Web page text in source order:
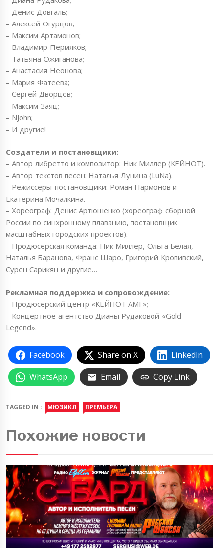
– Денис Довгаль;
– Алексей Огурцов;
– Максим Артамонов;
– Владимир Пермяков;
– Татьяна Ожиганова;
– Анастасия Неонова;
– Мария Фатеева;
– Сергей Дворцов;
– Максим Заяц;
– NJohn;
– И другие!
Создатели и постановщики:
– Автор либретто и композитор: Ник Миллер (КЕЙНОТ).
– Автор текстов песен: Наталья Лунина (LuNa).
– Режиссёры-постановщики: Роман Пармонов и
Екатерина Мочалкина.
– Хореограф: Денис Артюшенко (хореограф сборной
России по синхронному плаванию, постановщик
масштабных городских проектов).
– Продюсерская команда: Ник Миллер, Ольга Белая,
Наталья Баранова, Франс Шаро, Григорий Кропивский,
Сурен Сарикян и другие…
Рекламная поддержка и сопровождение:
– Продюсерский центр «КЕЙНОТ АМГ»;
– Концертное агентство Дианы Рудаковой «Gold
Legend».
Facebook Share on X LinkedIn
WhatsApp Email Copy Link
TAGGED IN : МЮЗИКЛ ПРЕМЬЕРА
Похожие новости